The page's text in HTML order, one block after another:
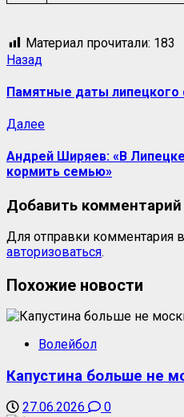
Материал прочитали: 183
Назад
Памятные даты липецкого
Далее
Андрей Ширяев: «В
кормить семью»
Добавить комментарий
Для отправки комментария
авторизоваться.
Похожие новости
Волейбол
Капустина больше не
27.06.2026 0